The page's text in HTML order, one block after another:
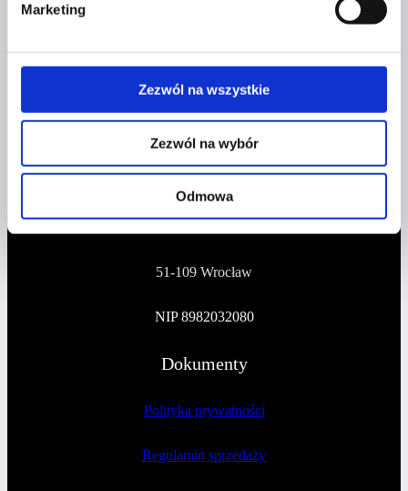
Marketing
Zezwól na wszystkie
Zezwól na wybór
Odmowa
NUMER KONTA DO WPŁAT:
81 1090 2398 0000 0001 0191 1368
Adres
51-109 Wrocław
NIP 8982032080
Dokumenty
Polityka prywatności
Regulamin sprzedaży